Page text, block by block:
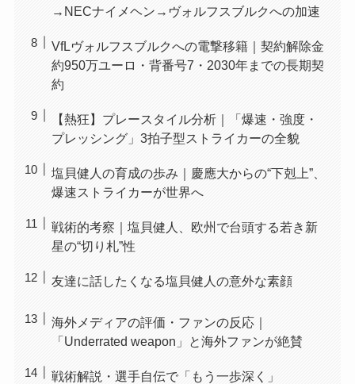
→NECナイメヘン→ヴォルフスブルクへの加速
VfLヴォルフスブルクへの電撃移籍｜契約解除金
約950万ユーロ・背番号7・2030年までの長期契
約
【熱狂】プレースタイル分析｜「爆速・強度・
プレッシング」3拍子型ストライカーの全貌
塩貝健人の育成の歩み｜慶應大からの“下剋上”、
爆速ストライカーが世界へ
戦術的考察｜塩貝健人、欧州で台頭する若き新
星の“切り札”性
友達に話したくなる塩貝健人の意外な素顔
海外メディアの評価・ファンの反応｜
「Underrated weapon」と海外ファンが絶賛
戦術解説・選手自伝で「もう一歩深く」